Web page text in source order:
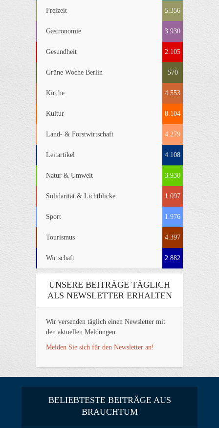
Freizeit 5.356
Gastronomie 3.930
Gesundheit 2.105
Grüne Woche Berlin 570
Kirche 4.553
Kultur 8.104
Land- & Forstwirtschaft 4.279
Leitartikel 4.108
Natur & Umwelt 3.930
Solidarität & Lichtblicke 1.097
Sport 1.976
Tourismus 4.397
Wirtschaft 2.882
UNSERE BEITRÄGE TÄGLICH
ALS NEWSLETTER ERHALTEN
Wir versenden täglich einen Newsletter mit
den aktuellen Meldungen.
Melden Sie sich für den Newsletter an!
BELIEBTESTE BEITRÄGE AUS
BRAUCHTUM